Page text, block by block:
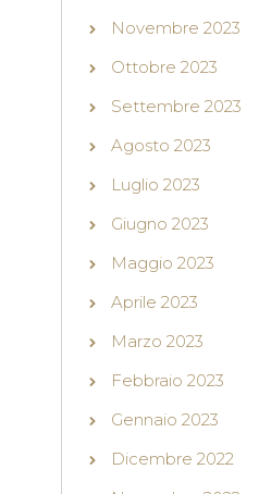
Novembre 2023
Ottobre 2023
Settembre 2023
Agosto 2023
Luglio 2023
Giugno 2023
Maggio 2023
Aprile 2023
Marzo 2023
Febbraio 2023
Gennaio 2023
Dicembre 2022